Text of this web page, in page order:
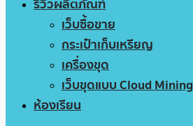
รีวิวผลิตภัณฑ์
เว็บซื้อขาย
กระเป๋าเก็บเหรียญ
เครื่องขุด
เว็บขุดแบบ Cloud Mining
ห้องเรียน